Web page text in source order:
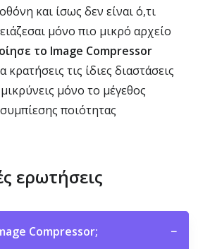
και ίσως δεν είναι ό,τι
μόνο πιο μικρό αρχείο
το Image Compressor
κρατήσεις τις ίδιες διαστάσεις
μόνο το μέγεθος
ποιότητας
ερωτήσεις
Compressor; −